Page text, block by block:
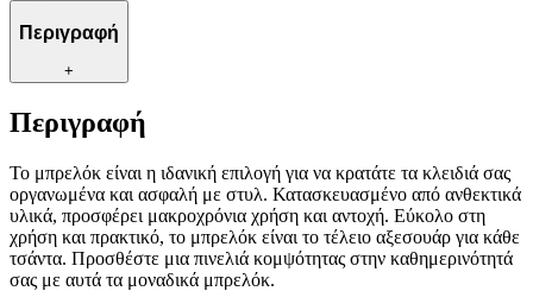
Περιγραφή
+
Περιγραφή
Το μπρελόκ είναι η ιδανική επιλογή για να κρατάτε τα κλειδιά σας
οργανωμένα και ασφαλή με στυλ. Κατασκευασμένο από ανθεκτικά
υλικά, προσφέρει μακροχρόνια χρήση και αντοχή. Εύκολο στη
χρήση και πρακτικό, το μπρελόκ είναι το τέλειο αξεσουάρ για κάθε
τσάντα. Προσθέστε μια πινελιά κομψότητας στην καθημερινότητά
σας με αυτά τα μοναδικά μπρελόκ.